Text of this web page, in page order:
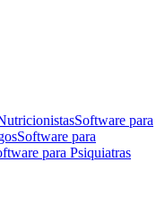
Software para
Software para
para Psiquiatras